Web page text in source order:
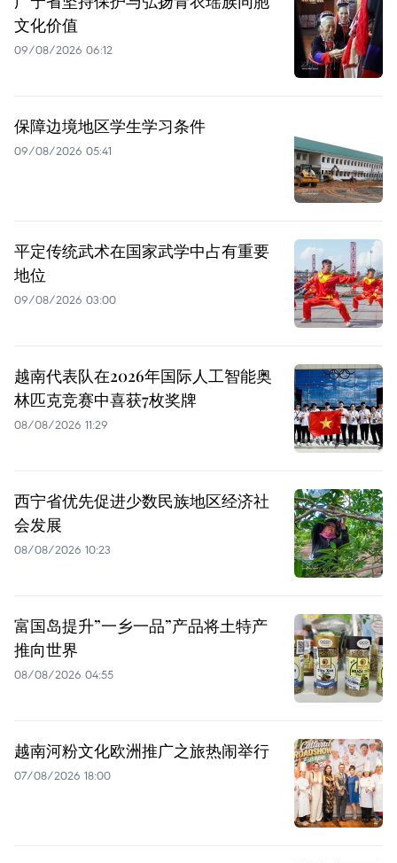
文化价值
09/08/2026 06:12
保障边境地区学生学习条件
09/08/2026 05:41
平定传统武术在国家武学中占有重要
地位
09/08/2026 03:00
越南代表队在2026年国际人工智能奥
林匹克竞赛中喜获7枚奖牌
08/08/2026 11:29
西宁省优先促进少数民族地区经济社
会发展
08/08/2026 10:23
富国岛提升”一乡一品”产品将土特产
推向世界
08/08/2026 04:55
越南河粉文化欧洲推广之旅热闹举行
07/08/2026 18:00